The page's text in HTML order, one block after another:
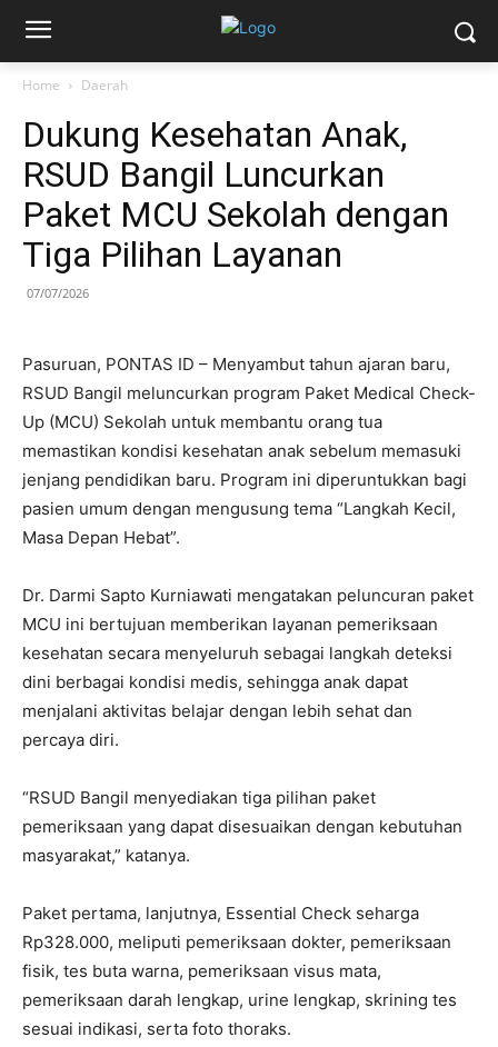
Home Daerah
Dukung Kesehatan Anak,
RSUD Bangil Luncurkan
Paket MCU Sekolah dengan
Tiga Pilihan Layanan
07/07/2026
Pasuruan, PONTAS ID – Menyambut tahun ajaran baru,
RSUD Bangil meluncurkan program Paket Medical Check-
Up (MCU) Sekolah untuk membantu orang tua
memastikan kondisi kesehatan anak sebelum memasuki
jenjang pendidikan baru. Program ini diperuntukkan bagi
pasien umum dengan mengusung tema “Langkah Kecil,
Masa Depan Hebat”.
Dr. Darmi Sapto Kurniawati mengatakan peluncuran paket
MCU ini bertujuan memberikan layanan pemeriksaan
kesehatan secara menyeluruh sebagai langkah deteksi
dini berbagai kondisi medis, sehingga anak dapat
menjalani aktivitas belajar dengan lebih sehat dan
percaya diri.
“RSUD Bangil menyediakan tiga pilihan paket
pemeriksaan yang dapat disesuaikan dengan kebutuhan
masyarakat,” katanya.
Paket pertama, lanjutnya, Essential Check seharga
Rp328.000, meliputi pemeriksaan dokter, pemeriksaan
fisik, tes buta warna, pemeriksaan visus mata,
pemeriksaan darah lengkap, urine lengkap, skrining tes
sesuai indikasi, serta foto thoraks.